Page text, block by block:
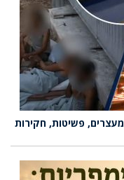
פשיטות, חקירות